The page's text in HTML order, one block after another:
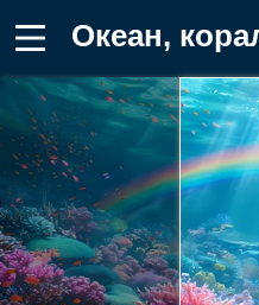
Океан, кораллы, радужный,